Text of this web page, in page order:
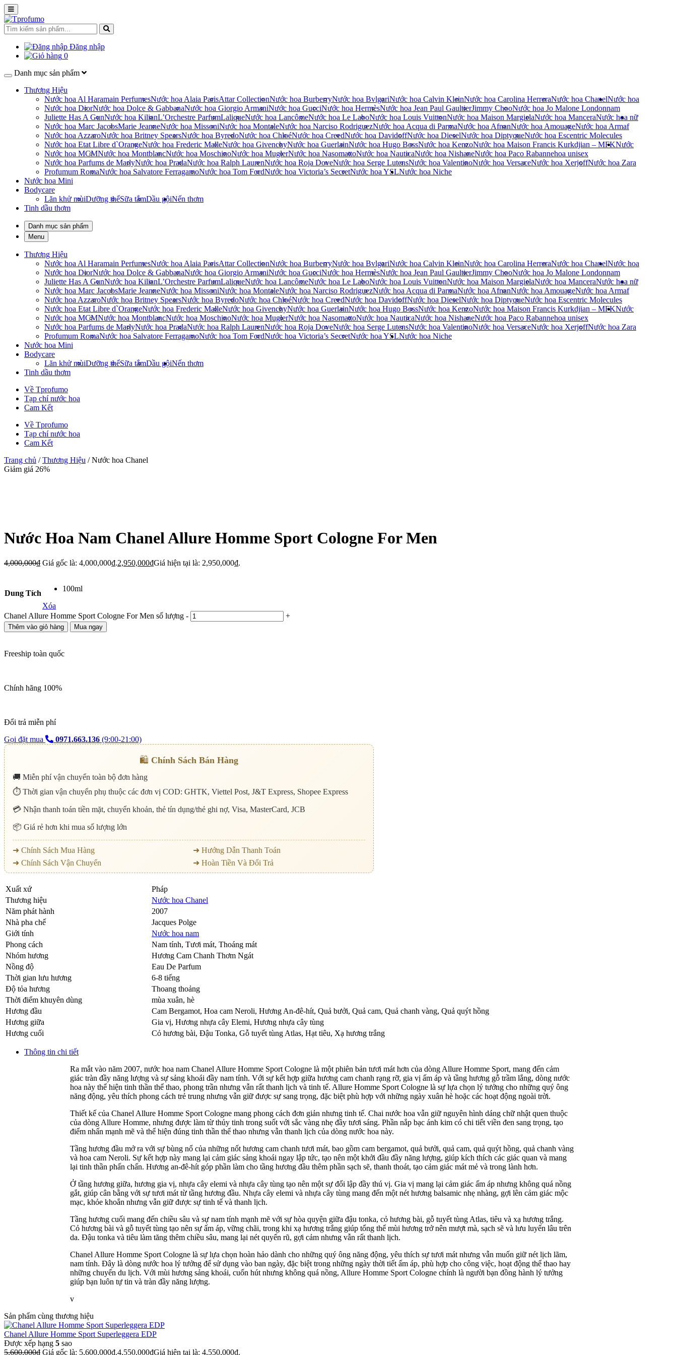
Đăng nhập
0
Danh mục sản phẩm
Thương Hiệu
Nước hoa Al Haramain PerfumesNước hoa Alaia ParisAttar CollectionNước hoa BurberryNước hoa BvlgariNước hoa Calvin KleinNước hoa Carolina HerreraNước hoa Chanel
Nước hoa DiorNước hoa Dolce & GabbanaNước hoa Giorgio ArmaniNước hoa GucciNước hoa HermèsNước hoa Jean Paul GaultierJimmy ChooNước hoa Jo Malone London
Juliette Has A GunNước hoa KilianL’Orchestre ParfumLaliqueNước hoa LancômeNước hoa Le LaboNước hoa Louis VuittonNước hoa Maison MargielaNước hoa Mancera
Nước hoa Marc JacobsMarie JeanneNước hoa MissoniNước hoa MontaleNước hoa Narciso RodriguezNước hoa Acqua di ParmaNước hoa AfnanNước hoa AmouageNước hoa Armaf
Nước hoa AzzaroNước hoa Britney SpearsNước hoa ByredoNước hoa ChloéNước hoa CreedNước hoa DavidoffNước hoa DieselNước hoa DiptyqueNước hoa Escentric Molecules
Nước hoa Etat Libre d`OrangeNước hoa Frederic MalleNước hoa GivenchyNước hoa GuerlainNước hoa Hugo BossNước hoa KenzoNước hoa Maison Francis Kurkdjian – MFK
Nước hoa MCMNước hoa MontblancNước hoa MoschinoNước hoa MuglerNước hoa NasomattoNước hoa NauticaNước hoa NishaneNước hoa Paco Rabanne
Nước hoa Parfums de MarlyNước hoa PradaNước hoa Ralph LaurenNước hoa Roja DoveNước hoa Serge LutensNước hoa ValentinoNước hoa VersaceNước hoa XerjoffNước hoa Zara
Profumum RomaNước hoa Salvatore FerragamoNước hoa Tom FordNước hoa Victoria’s SecretNước hoa YSL
Nước hoa
nam
Nước hoa nữ
Nước
hoa unisex
Nước hoa Niche
Nước hoa Mini
Bodycare
Lăn khử mùiDưỡng thểSữa tắmDầu gộiNến thơm
Tinh dầu thơm
Danh mục sản phẩm
Menu
Thương Hiệu
Nước hoa Al Haramain PerfumesNước hoa Alaia ParisAttar CollectionNước hoa BurberryNước hoa BvlgariNước hoa Calvin KleinNước hoa Carolina HerreraNước hoa Chanel
Nước hoa DiorNước hoa Dolce & GabbanaNước hoa Giorgio ArmaniNước hoa GucciNước hoa HermèsNước hoa Jean Paul GaultierJimmy ChooNước hoa Jo Malone London
Juliette Has A GunNước hoa KilianL’Orchestre ParfumLaliqueNước hoa LancômeNước hoa Le LaboNước hoa Louis VuittonNước hoa Maison MargielaNước hoa Mancera
Nước hoa Marc JacobsMarie JeanneNước hoa MissoniNước hoa MontaleNước hoa Narciso RodriguezNước hoa Acqua di ParmaNước hoa AfnanNước hoa AmouageNước hoa Armaf
Nước hoa AzzaroNước hoa Britney SpearsNước hoa ByredoNước hoa ChloéNước hoa CreedNước hoa DavidoffNước hoa DieselNước hoa DiptyqueNước hoa Escentric Molecules
Nước hoa Etat Libre d`OrangeNước hoa Frederic MalleNước hoa GivenchyNước hoa GuerlainNước hoa Hugo BossNước hoa KenzoNước hoa Maison Francis Kurkdjian – MFK
Nước hoa MCMNước hoa MontblancNước hoa MoschinoNước hoa MuglerNước hoa NasomattoNước hoa NauticaNước hoa NishaneNước hoa Paco Rabanne
Nước hoa Parfums de MarlyNước hoa PradaNước hoa Ralph LaurenNước hoa Roja DoveNước hoa Serge LutensNước hoa ValentinoNước hoa VersaceNước hoa XerjoffNước hoa Zara
Profumum RomaNước hoa Salvatore FerragamoNước hoa Tom FordNước hoa Victoria’s SecretNước hoa YSL
Nước hoa
nam
Nước hoa nữ
Nước
hoa unisex
Nước hoa Niche
Nước hoa Mini
Bodycare
Lăn khử mùiDưỡng thểSữa tắmDầu gộiNến thơm
Tinh dầu thơm
Về Tprofumo
Tạp chí nước hoa
Cam Kết
Về Tprofumo
Tạp chí nước hoa
Cam Kết
Trang chủ /Thương Hiệu / Nước hoa Chanel
Giảm giá 26%
Nước Hoa Nam Chanel Allure Homme Sport Cologne For Men
4,000,000₫ Giá gốc là: 4,000,000₫.2,950,000₫Giá hiện tại là: 2,950,000₫.
Dung Tích
100ml
Xóa
Chanel Allure Homme Sport Cologne For Men số lượng - +
Thêm vào giỏ hàng Mua ngay
Freeship toàn quốc
Chính hãng 100%
Đổi trả miễn phí
Gọi đặt mua
0971.663.136 (9:00-21:00)
🛍️ Chính Sách Bán Hàng
🚚 Miễn phí vận chuyển toàn bộ đơn hàng
⏱️ Thời gian vận chuyển phụ thuộc các đơn vị COD: GHTK, Viettel Post, J&T Express, Shopee Express
💳 Nhận thanh toán tiền mặt, chuyển khoản, thẻ tín dụng/thẻ ghi nợ, Visa, MasterCard, JCB
📦 Giá rẻ hơn khi mua số lượng lớn
➜ Chính Sách Mua Hàng
➜ Hướng Dẫn Thanh Toán
➜ Chính Sách Vận Chuyển
➜ Hoàn Tiền Và Đổi Trả
Xuất xứ
Pháp
Thương hiệu
Nước hoa Chanel
Năm phát hành
2007
Nhà pha chế
Jacques Polge
Giới tính
Nước hoa nam
Phong cách
Nam tính, Tươi mát, Thoáng mát
Nhóm hương
Hương Cam Chanh Thơm Ngát
Nồng độ
Eau De Parfum
Thời gian lưu hương
6-8 tiếng
Độ tỏa hương
Thoang thoảng
Thời điểm khuyên dùng
mùa xuân, hè
Hương đầu
Cam Bergamot, Hoa cam Neroli, Hương An-đê-hít, Quả bưởi, Quả cam, Quả chanh vàng, Quả quýt hồng
Hương giữa
Gia vị, Hương nhựa cây Elemi, Hương nhựa cây tùng
Hương cuối
Cỏ hương bài, Đậu Tonka, Gỗ tuyết tùng Atlas, Hạt tiêu, Xạ hương trắng
Thông tin chi tiết
Ra mắt vào năm 2007, nước hoa nam Chanel Allure Homme Sport Cologne là một phiên bản tươi mát hơn của dòng Allure Homme Sport, mang đến cảm
giác tràn đầy năng lượng và sự sảng khoái đầy nam tính. Với sự kết hợp giữa hương cam chanh rạng rỡ, gia vị ấm áp và tầng hương gỗ trầm lắng, dòng nước
hoa này thể hiện tinh thần thể thao, phong trần nhưng vẫn rất thanh lịch và tinh tế. Allure Homme Sport Cologne là sự lựa chọn lý tưởng cho những quý ông
năng động, yêu thích phong cách trẻ trung nhưng vẫn giữ được sự sang trọng, đặc biệt phù hợp với những ngày xuân hè hoặc các hoạt động ngoài trời.
Thiết kế của Chanel Allure Homme Sport Cologne mang phong cách đơn giản nhưng tinh tế. Chai nước hoa vẫn giữ nguyên hình dáng chữ nhật quen thuộc
của dòng Allure Homme, nhưng được làm từ thủy tinh trong suốt với sắc vàng nhẹ đầy tươi sáng. Phần nắp bạc ánh kim có chi tiết viền đen sang trọng, tạo
điểm nhấn mạnh mẽ và thể hiện đúng tinh thần thể thao nhưng vẫn thanh lịch của dòng nước hoa này.
Tầng hương đầu mở ra với sự bùng nổ của những nốt hương cam chanh tươi mát, bao gồm cam bergamot, quả bưởi, quả cam, quả quýt hồng, quả chanh vàng
và hoa cam Neroli. Sự kết hợp này mang lại cảm giác sảng khoái ngay lập tức, tạo nên một khởi đầu đầy năng lượng, giúp kích thích các giác quan và mang
lại tinh thần phấn chấn. Hương an-đê-hít góp phần làm cho tầng hương đầu thêm phần sạch sẽ, thanh thoát, tạo cảm giác mát mẻ và trong lành hơn.
Ở tầng hương giữa, hương gia vị, nhựa cây elemi và nhựa cây tùng tạo nên một sự đối lập đầy thú vị. Gia vị mang lại cảm giác ấm áp nhưng không quá nồng
gắt, giúp cân bằng với sự tươi mát từ tầng hương đầu. Nhựa cây elemi và nhựa cây tùng mang đến một nét hương balsamic nhẹ nhàng, gợi lên cảm giác mộc
mạc, khỏe khoắn nhưng vẫn giữ được sự tinh tế và thanh lịch.
Tầng hương cuối mang đến chiều sâu và sự nam tính mạnh mẽ với sự hòa quyện giữa đậu tonka, cỏ hương bài, gỗ tuyết tùng Atlas, tiêu và xạ hương trắng.
Cỏ hương bài và gỗ tuyết tùng tạo nên sự ấm áp, vững chãi, trong khi xạ hương trắng giúp tổng thể mùi hương trở nên mượt mà, sạch sẽ và lưu luyến lâu trên
da. Đậu tonka và tiêu làm tăng thêm chiều sâu, mang lại nét quyến rũ, gợi cảm nhưng vẫn rất thanh lịch.
Chanel Allure Homme Sport Cologne là sự lựa chọn hoàn hảo dành cho những quý ông năng động, yêu thích sự tươi mát nhưng vẫn muốn giữ nét lịch lãm,
nam tính. Đây là dòng nước hoa lý tưởng để sử dụng vào ban ngày, đặc biệt trong những ngày thời tiết ấm áp, phù hợp cho công việc, hoạt động thể thao hay
những chuyến du lịch. Với mùi hương sảng khoái, cuốn hút nhưng không quá nồng, Allure Homme Sport Cologne chính là người bạn đồng hành lý tưởng
giúp bạn luôn tự tin và tràn đầy năng lượng.
v
Sản phẩm cùng thương hiệu
Chanel Allure Homme Sport Superleggera EDP
Được xếp hạng 5 sao
5,600,000₫ Giá gốc là: 5,600,000₫.4,550,000₫Giá hiện tại là: 4,550,000₫.